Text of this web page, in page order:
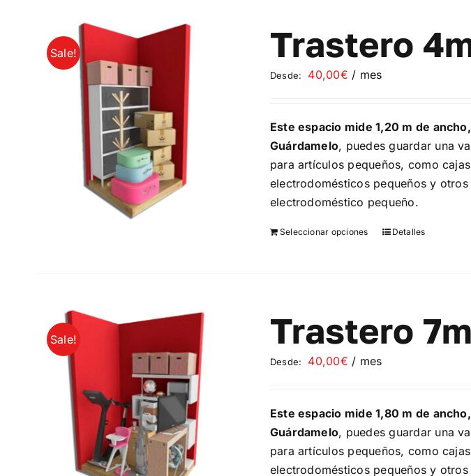
Las
opciones
se
en
la
página
de
producto
Sale! Trastero
Desde: 40,00€ / mes
Este espacio mide 1,20 m de
Guárdamelo, puedes guardar una
para artículos pequeños, como
electrodomésticos pequeños y
electrodoméstico pequeño.
Seleccionar opciones
Este
Las
opciones
se
en
la
página
Detalles
Sale! Trastero
Desde: 40,00€ / mes
Este espacio mide 1,80 m de
Guárdamelo, puedes guardar una
para artículos pequeños, como
electrodomésticos pequeños y